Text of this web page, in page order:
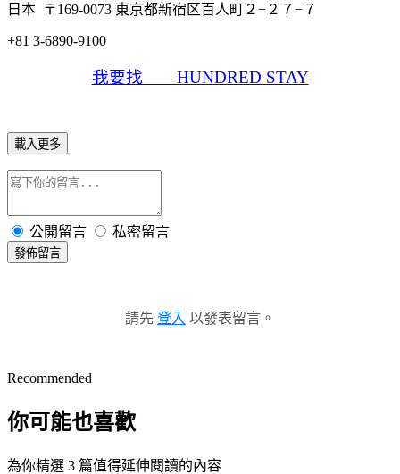
日本 〒169-0073 東京都新宿区百人町２−２７−７
+81 3-6890-9100
我要找 HUNDRED STAY
載入更多
公開留言 私密留言
發佈留言
請先 登入 以發表留言。
Recommended
你可能也喜歡
為你精選 3 篇值得延伸閱讀的內容